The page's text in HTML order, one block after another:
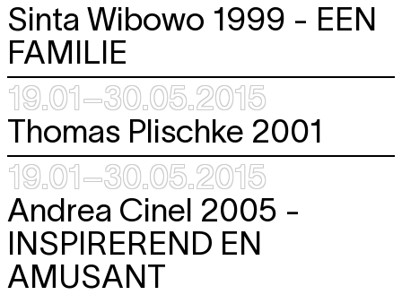
Sinta Wibowo 1999 - EEN
FAMILIE
19.01–30.05.2015
Thomas Plischke 2001
19.01–30.05.2015
Andrea Cinel 2005 -
INSPIREREND EN
AMUSANT